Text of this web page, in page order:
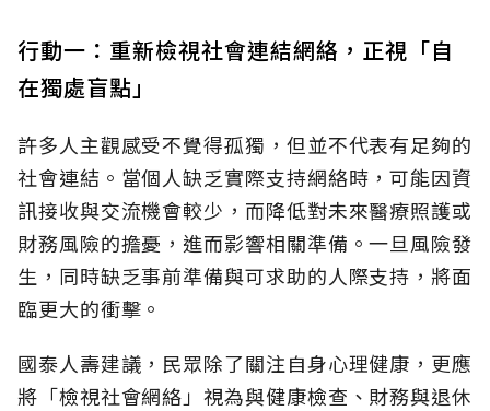
行動一：重新檢視社會連結網絡，正視「自
在獨處盲點」
許多人主觀感受不覺得孤獨，但並不代表有足夠的
社會連結。當個人缺乏實際支持網絡時，可能因資
訊接收與交流機會較少，而降低對未來醫療照護或
財務風險的擔憂，進而影響相關準備。一旦風險發
生，同時缺乏事前準備與可求助的人際支持，將面
臨更大的衝擊。
國泰人壽建議，民眾除了關注自身心理健康，更應
將「檢視社會網絡」視為與健康檢查、財務與退休